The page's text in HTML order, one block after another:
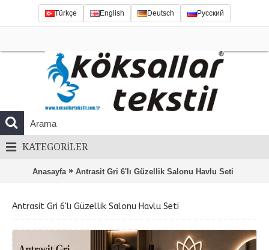
Türkçe English Deutsch Русский
KATEGORILER
Anasayfa » Antrasit Gri 6'lı Güzellik Salonu Havlu Seti
Antrasit Gri 6'lı Güzellik Salonu Havlu Seti